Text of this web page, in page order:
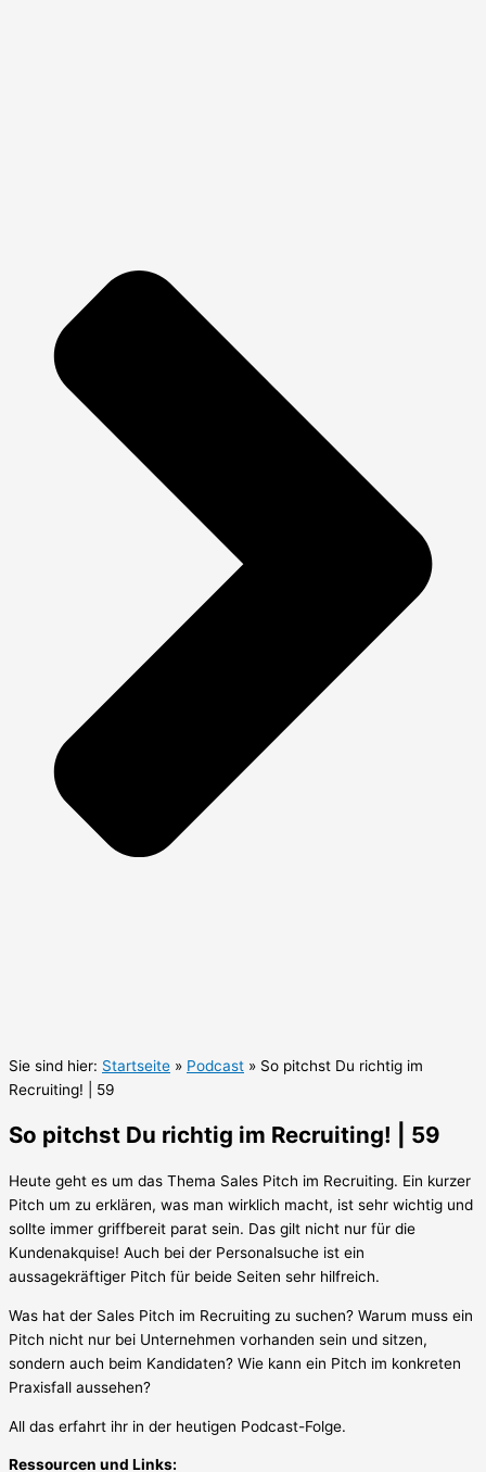
Sie sind hier: Startseite » Podcast » So pitchst Du richtig im
Recruiting! | 59
So pitchst Du richtig im Recruiting! | 59
Heute geht es um das Thema Sales Pitch im Recruiting. Ein kurzer
Pitch um zu erklären, was man wirklich macht, ist sehr wichtig und
sollte immer griffbereit parat sein. Das gilt nicht nur für die
Kundenakquise! Auch bei der Personalsuche ist ein
aussagekräftiger Pitch für beide Seiten sehr hilfreich.
Was hat der Sales Pitch im Recruiting zu suchen? Warum muss ein
Pitch nicht nur bei Unternehmen vorhanden sein und sitzen,
sondern auch beim Kandidaten? Wie kann ein Pitch im konkreten
Praxisfall aussehen?
All das erfahrt ihr in der heutigen Podcast-Folge.
Ressourcen und Links: